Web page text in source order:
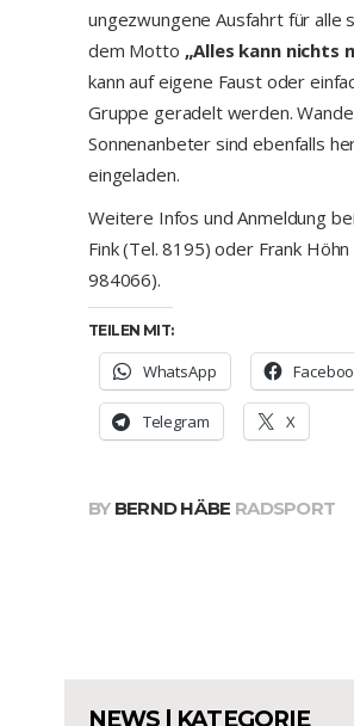
ungezwungene Ausfahrt für alle
dem Motto „Alles kann nichts
kann auf eigene Faust oder
Gruppe geradelt werden.
Sonnenanbeter sind ebenfalls
eingeladen.
Weitere Infos und Anmeldung
Fink (Tel. 8195) oder Frank Höhn
984066).
TEILEN MIT:
WhatsApp
Telegram X
BY BERND HÄBE RADSPORT
NEWS | KATEGORIE